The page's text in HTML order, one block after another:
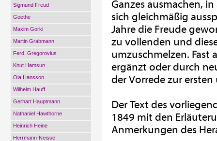
Sigmund Freud
Goethe
Maxim Gorki
Martin Grabmann
Ferd. Gregorovius
Knut Hamsun
Ola Hansson
Wilhelm Hauff
Gerhart Hauptmann
Nathaniel Hawthorne
Heinrich Heine
Herrmann-Neisse
Ganzes ausmachen,
sich gleichmäßig
Jahre die Freude
zu vollenden und
umzuschmelzen. Fast
ergänzt oder durch
der Vorrede zur
Der Text des
1849 mit den
Anmerkungen des